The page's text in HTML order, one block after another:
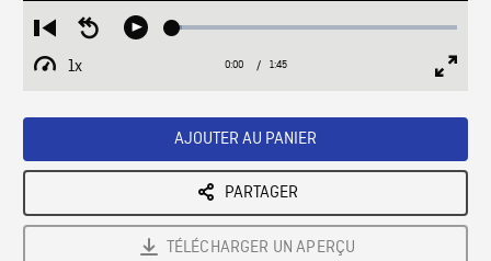
Restart
from
beginning
Seek
Play Loaded:
1x
Playback
Current
0:00 / Duration
1:45
AJOUTER AU PANIER
PARTAGER
TÉLÉCHARGER UN APERÇU